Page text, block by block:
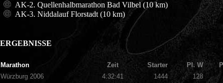
AK-2. Quellenhalbmarathon Bad Vilbel (10 km)
AK-3. Niddalauf Florstadt (10 km)
ERGEBNISSE
Marathon Zeit Starter Pl. W
Würzburg 2006
4:32:41 1444
128